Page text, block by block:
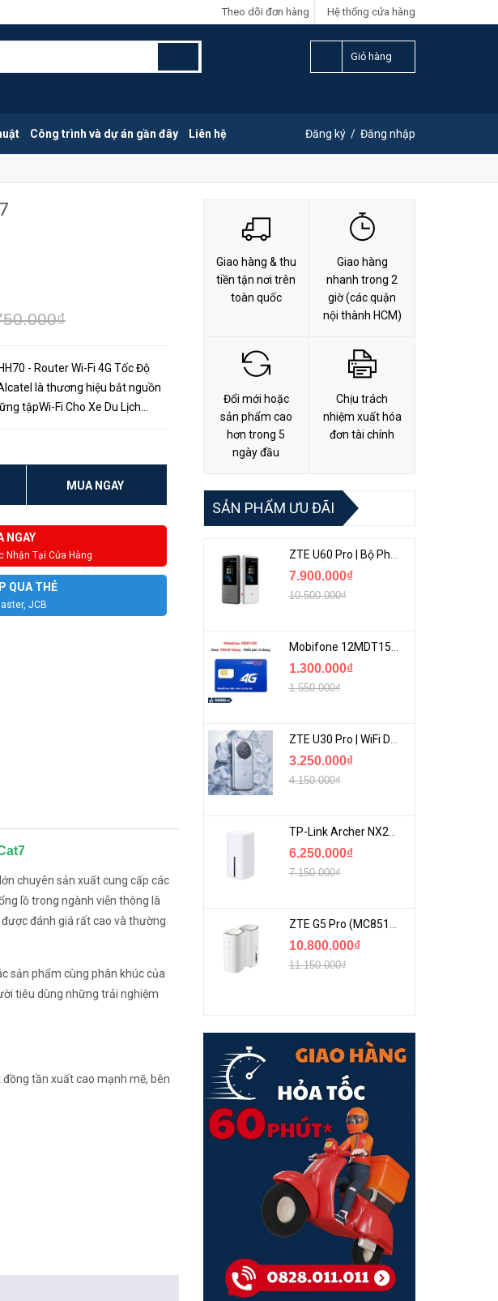
Hệ thống cửa hàng
Theo dõi đơn hàng
Giỏ hàng
Công trình và dự án gần đây Liên hệ Đăng ký / Đăng nhập
- Router Wi-Fi 4G Tốc Độ
là thương hiệu bắt nguồn
tậpWi-Fi Cho Xe Du Lịch
MUA NGAY
NGAY
Nhận Tại Cửa Hàng
QUA THẺ
JCB
MUA NGAY LIÊN HỆ ĐẶT HÀNG
chuyên sản xuất cung cấp các
lồ trong ngành viễn thông là
đánh giá rất cao và thường
sản phẩm cùng phân khúc của
tiêu dùng những trải nghiệm
tần xuất cao mạnh mẽ, bên
Giao hàng & thu
tiền tận nơi trên
toàn quốc
Giao hàng
nhanh trong 2
giờ (các quận
nội thành HCM)
Đổi mới hoặc
sản phẩm cao
hơn trong 5
ngày đầu
Chịu trách
nhiệm xuất hóa
đơn tài chính
SẢN PHẨM ƯU ĐÃI
ZTE U60 Pro | Bộ Phát 5G Cầm Tay Tích Hợp Công Nghệ WiFi 7, Pin 10000mAh
7.900.000₫
10.500.000₫
Mobifone 12MDT150 | Sim Chuyên 4G Mobifone Dung Lượng Cao 500GB/Tháng Gói 1 Năm
1.300.000₫
1.550.000₫
ZTE U30 Pro | WiFi Di Động 5G Tốc Độ Lên Đến 500Mbps, Màn Hình Cảm Ứng
3.250.000₫
4.150.000₫
TP-Link Archer NX200 | Bộ Phát WiFi Dùng Sim 5G Tốc Độ Cao Mới FullBox
6.250.000₫
7.150.000₫
ZTE G5 Pro (MC8512) | Router 5G WiFi7 Be7200 Hỗ Trợ Băng Tần 6Ghz Cực Mạnh
10.800.000₫
11.150.000₫